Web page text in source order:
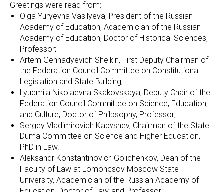
Greetings were read from:
Olga Yuryevna Vasilyeva, President of the Russian
Academy of Education, Academician of the Russian
Academy of Education, Doctor of Historical Sciences,
Professor;
Artem Gennadyevich Sheikin, First Deputy Chairman of
the Federation Council Committee on Constitutional
Legislation and State Building;
Lyudmila Nikolaevna Skakovskaya, Deputy Chair of the
Federation Council Committee on Science, Education,
and Culture, Doctor of Philosophy, Professor;
Sergey Vladimirovich Kabyshev, Chairman of the State
Duma Committee on Science and Higher Education,
PhD in Law.
Aleksandr Konstantinovich Golichenkov, Dean of the
Faculty of Law at Lomonosov Moscow State
University, Academician of the Russian Academy of